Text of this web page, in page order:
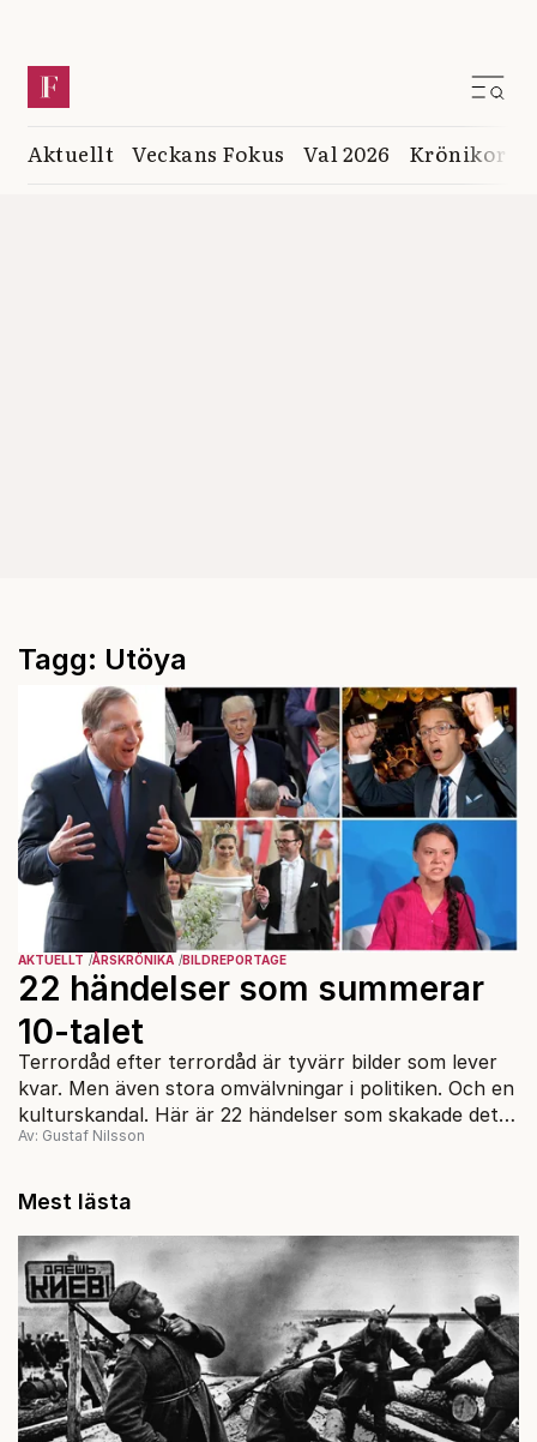
Aktuellt Veckans Fokus Val 2026 Krönikor
Tagg: Utöya
AKTUELLT ÅRSKRÖNIKA BILDREPORTAGE
22 händelser som summerar
10-talet
Terrordåd efter terrordåd är tyvärr bilder som lever
kvar. Men även stora omvälvningar i politiken. Och en
kulturskandal. Här är 22 händelser som skakade det
gångna decenniet – och i bästa fall kanske kan lära
Av: Gustaf Nilsson
Mest lästa